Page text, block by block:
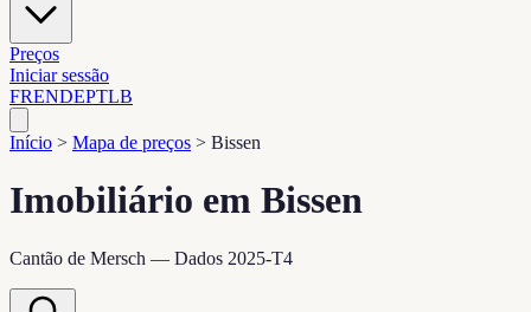
Preços
Iniciar sessão
FRENDEPTLB
Início > Mapa de preços > Bissen
Imobiliário em Bissen
Cantão de Mersch — Dados 2025-T4